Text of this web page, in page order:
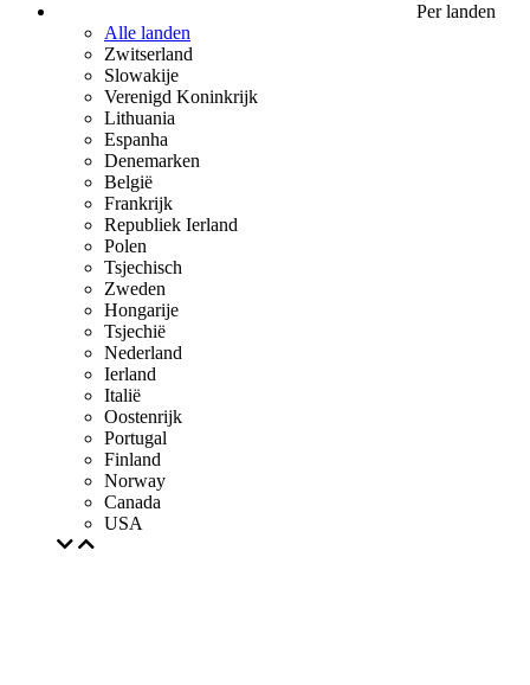
Per landen
Alle landen
Zwitserland
Slowakije
Verenigd Koninkrijk
Lithuania
Espanha
Denemarken
België
Frankrijk
Republiek Ierland
Polen
Tsjechisch
Zweden
Hongarije
Tsjechië
Nederland
Ierland
Italië
Oostenrijk
Portugal
Finland
Norway
Canada
USA